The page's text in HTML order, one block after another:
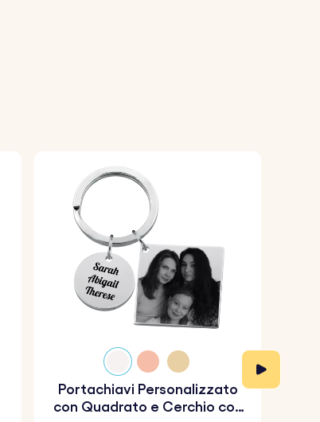
Portachiavi Personalizzato
con Quadrato e Cerchio con